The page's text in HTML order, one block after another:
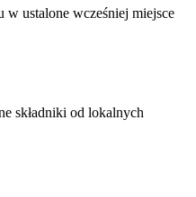
w ustalone wcześniej miejsce
składniki od lokalnych